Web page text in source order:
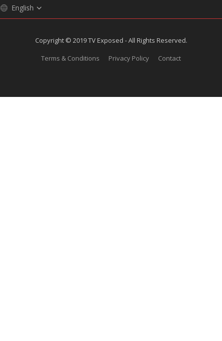
English
Copyright © 2019 TV Exposed - All Rights Reserved.
Terms & Conditions
Privacy Policy Contact